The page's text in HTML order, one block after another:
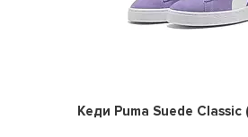
Кеди Puma Suede